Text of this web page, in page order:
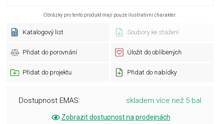
Obrázky pro tento produkt mají pouze ilustrativní charakter.
Katalogový list Soubory ke stažení
Přidat do porovnání Uložit do oblíbených
Přidat do projektu Přidat do nabídky
Dostupnost EMAS: skladem více než 5 bal
Zobrazit dostupnost na prodejnách